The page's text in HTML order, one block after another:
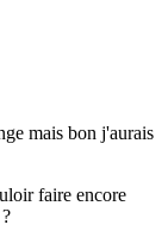
mais bon j'aurais
faire encore